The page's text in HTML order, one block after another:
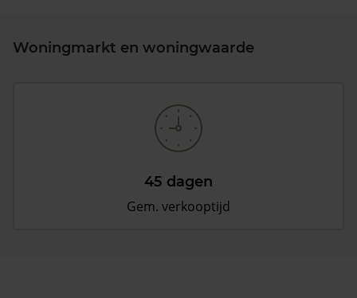
Woningmarkt en woningwaarde
45 dagen
Gem. verkooptijd